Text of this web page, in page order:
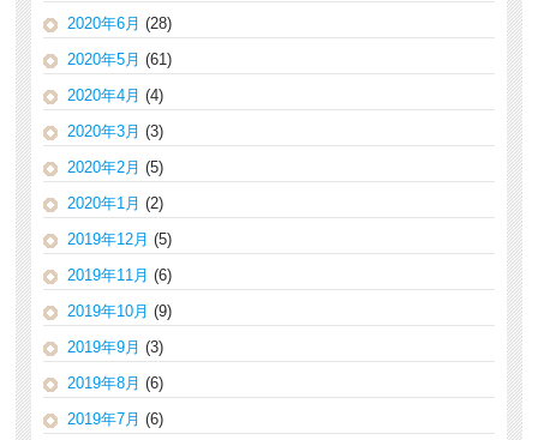
2020年6月 (28)
2020年5月 (61)
2020年4月 (4)
2020年3月 (3)
2020年2月 (5)
2020年1月 (2)
2019年12月 (5)
2019年11月 (6)
2019年10月 (9)
2019年9月 (3)
2019年8月 (6)
2019年7月 (6)